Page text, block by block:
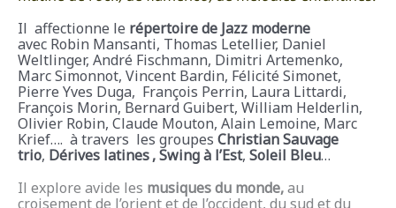
Il affectionne le répertoire de Jazz moderne
avec Robin Mansanti, Thomas Letellier, Daniel
Weltlinger, André Fischmann, Dimitri Artemenko,
Marc Simonnot, Vincent Bardin, Félicité Simonet,
Pierre Yves Duga, François Perrin, Laura Littardi,
François Morin, Bernard Guibert, William Helderlin,
Olivier Robin, Claude Mouton, Alain Lemoine, Marc
Krief…. à travers les groupes Christian Sauvage
trio, Dérives latines, Swing à l’Est, Soleil Bleu…
Il explore avide les musiques du monde,au
croisement de l’orient et de l’occident, du sud et du